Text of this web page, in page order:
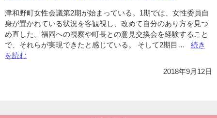
位
置:
津和野町女性会議第2期が始まっている。1期では、女性委員自
身が置かれている状況を客観視し、改めて自分のあり方を見つ
め直した。福岡への視察や町長との意見交換会を経験すること
で、それらが実現できたと感じている。 そして2期目…
“Vol.620
デ
続き
を読む
2018年9月12日